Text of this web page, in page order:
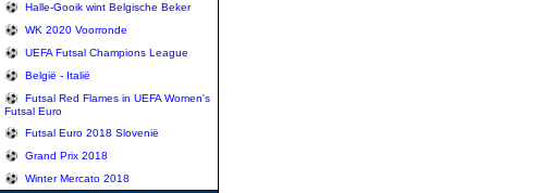
Halle-Gooik wint Belgische Beker
WK 2020 Voorronde
UEFA Futsal Champions League
België - Italië
Futsal Red Flames in UEFA Women's
Futsal Euro
Futsal Euro 2018 Slovenië
Grand Prix 2018
Winter Mercato 2018